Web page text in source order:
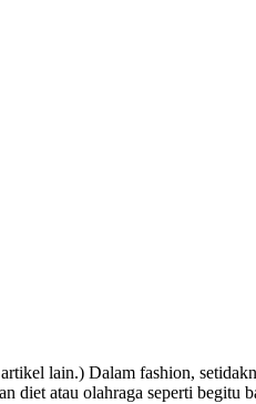
lain.) Dalam fashion,
diet atau olahraga seperti begitu